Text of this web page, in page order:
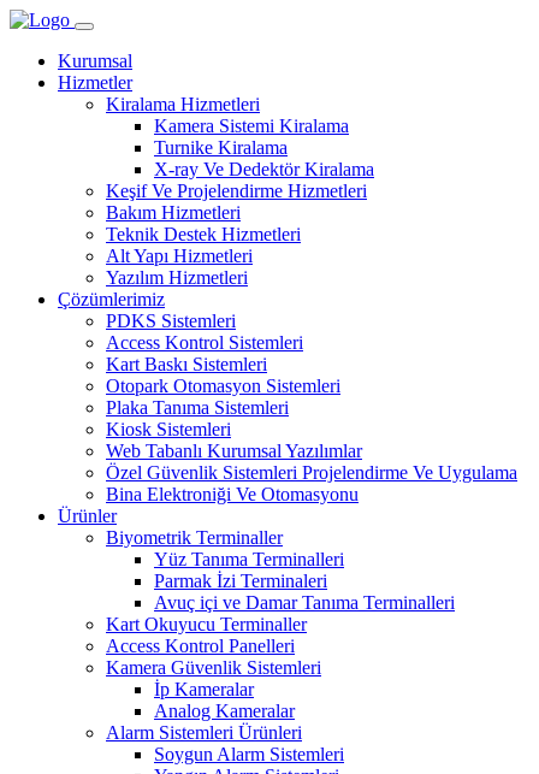
Kurumsal
Hizmetler
Kiralama Hizmetleri
Kamera Sistemi Kiralama
Turnike Kiralama
X-ray Ve Dedektör Kiralama
Keşif Ve Projelendirme Hizmetleri
Bakım Hizmetleri
Teknik Destek Hizmetleri
Alt Yapı Hizmetleri
Yazılım Hizmetleri
Çözümlerimiz
PDKS Sistemleri
Access Kontrol Sistemleri
Kart Baskı Sistemleri
Otopark Otomasyon Sistemleri
Plaka Tanıma Sistemleri
Kiosk Sistemleri
Web Tabanlı Kurumsal Yazılımlar
Özel Güvenlik Sistemleri Projelendirme Ve Uygulama
Bina Elektroniği Ve Otomasyonu
Ürünler
Biyometrik Terminaller
Yüz Tanıma Terminalleri
Parmak İzi Terminaleri
Avuç içi ve Damar Tanıma Terminalleri
Kart Okuyucu Terminaller
Access Kontrol Panelleri
Kamera Güvenlik Sistemleri
İp Kameralar
Analog Kameralar
Alarm Sistemleri Ürünleri
Soygun Alarm Sistemleri